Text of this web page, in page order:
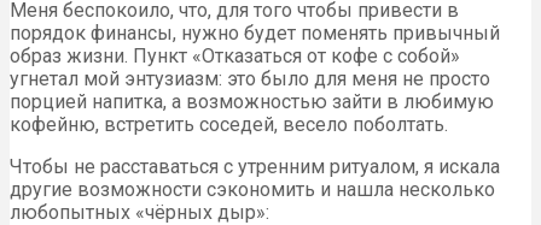
Меня беспокоило, что, для того чтобы привести в
порядок финансы, нужно будет поменять привычный
образ жизни. Пункт «Отказаться от кофе с собой»
угнетал мой энтузиазм: это было для меня не просто
порцией напитка, а возможностью зайти в любимую
кофейню, встретить соседей, весело поболтать.
Чтобы не расставаться с утренним ритуалом, я искала
другие возможности сэкономить и нашла несколько
любопытных «чёрных дыр»: